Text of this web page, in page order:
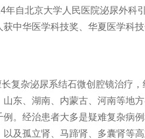
年自北京大学人民医院泌尿外科
获中华医学科技奖、华夏医学科技
长复杂泌尿系结石微创腔镜治疗
山东、湖南、内蒙古、河南等地
例。经治患者大多是疑难复杂病
以及孤立肾、马蹄肾、多囊肾等